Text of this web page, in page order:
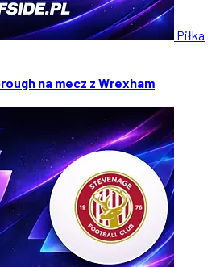
Piłka
na mecz z Wrexham